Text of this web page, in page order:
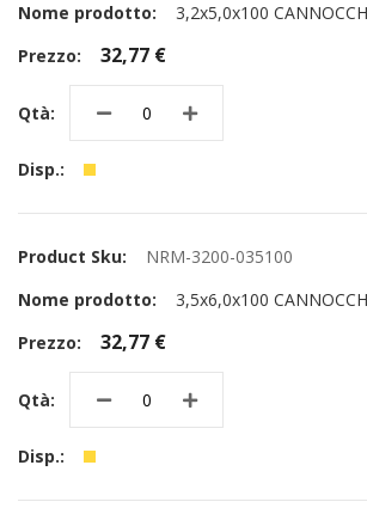
3,2x5,0x100
32,77 €
NRM-3200-035100
3,5x6,0x100
32,77 €